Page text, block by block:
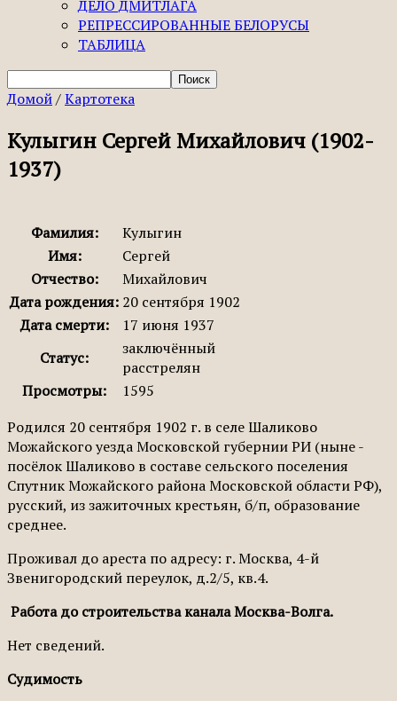
ДЕЛО ДМИТЛАГА
РЕПРЕССИРОВАННЫЕ БЕЛОРУСЫ
ТАБЛИЦА
Домой/Картотека
Кулыгин Сергей Михайлович (1902-
1937)
Фамилия:
Кулыгин
Имя:
Сергей
Отчество:
Михайлович
Дата рождения: 20 сентября 1902
Дата смерти:
17 июня 1937
Статус:
заключённый
расстрелян
Просмотры:
1595
Родился 20 сентября 1902 г. в селе Шаликово
Можайского уезда Московской губернии РИ (ныне -
посёлок Шаликово в составе сельского поселения
Спутник Можайского района Московской области РФ),
русский, из зажиточных крестьян, б/п, обра­зование
среднее.
Проживал до ареста по адресу: г. Москва, 4-й
Звенигородский переулок, д.2/5, кв.4.
Работа до строительства канала Москва-Волга.
Нет сведений.
Судимость